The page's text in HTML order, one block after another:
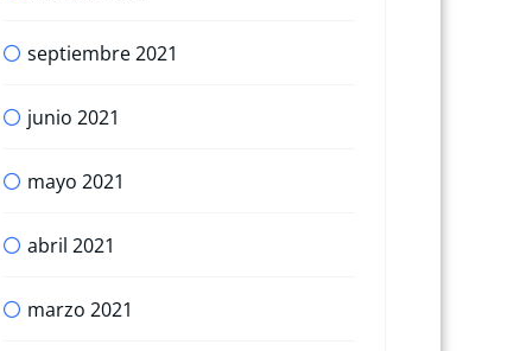
septiembre 2021
junio 2021
mayo 2021
abril 2021
marzo 2021